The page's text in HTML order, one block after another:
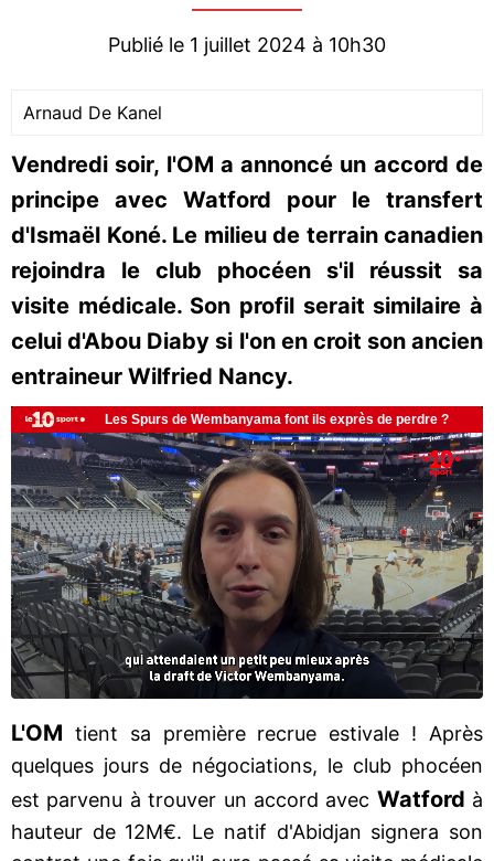
Publié le 1 juillet 2024 à 10h30
Arnaud De Kanel
Vendredi soir, l'OM a annoncé un accord de
principe avec Watford pour le transfert
d'Ismaël Koné. Le milieu de terrain canadien
rejoindra le club phocéen s'il réussit sa
visite médicale. Son profil serait similaire à
celui d'Abou Diaby si l'on en croit son ancien
entraineur Wilfried Nancy.
L'OM tient sa première recrue estivale ! Après
quelques jours de négociations, le club phocéen
est parvenu à trouver un accord avec Watford à
hauteur de 12M€. Le natif d'Abidjan signera son